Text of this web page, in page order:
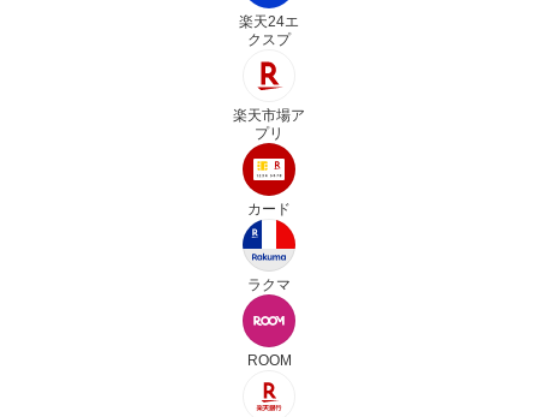
楽天24エ
クスプ
楽天市場ア
プリ
カード
ラクマ
ROOM